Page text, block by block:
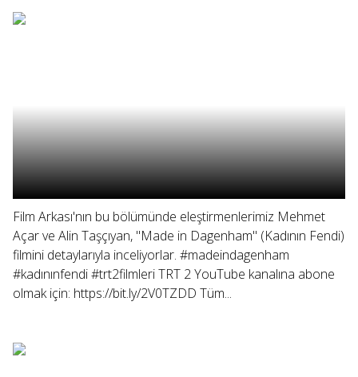
Film Arkası'nın bu bölümünde eleştirmenlerimiz Mehmet
Açar ve Alin Taşçıyan, "Made in Dagenham" (Kadının Fendi)
filmini detaylarıyla inceliyorlar. #madeindagenham
#kadınınfendi #trt2filmleri TRT 2 YouTube kanalına abone
olmak için: https://bit.ly/2V0TZDD Tüm...